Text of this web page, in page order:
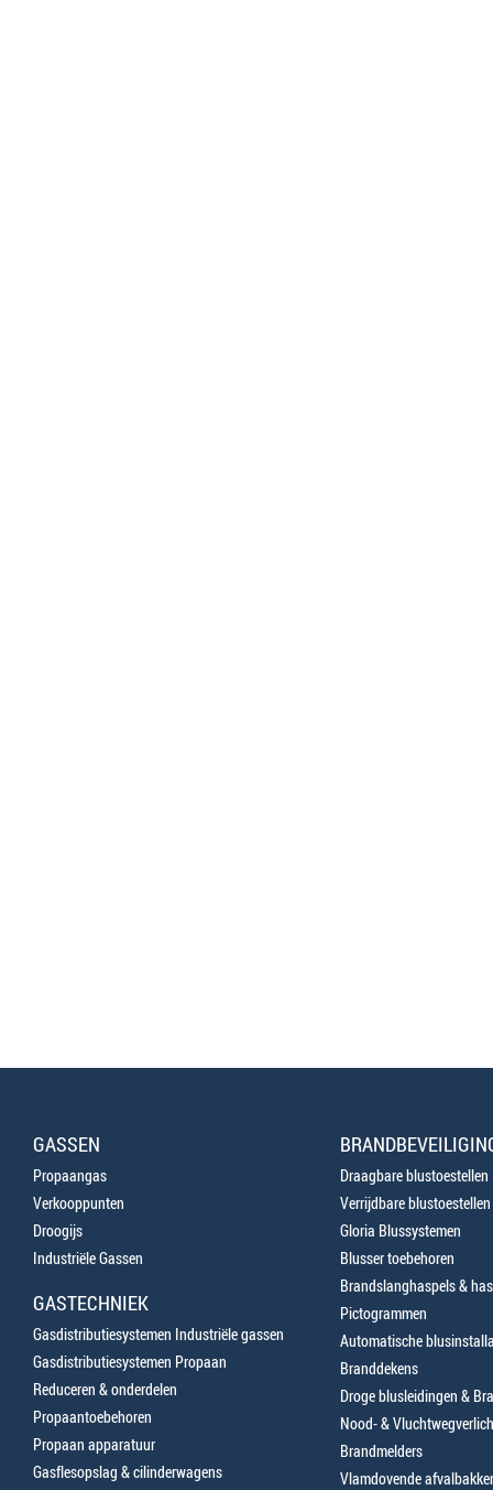
GASSEN
Propaangas
Verkooppunten
Droogijs
Industriële Gassen
GASTECHNIEK
Gasdistributiesystemen Industriële gassen
Gasdistributiesystemen Propaan
Reduceren & onderdelen
Propaantoebehoren
Propaan apparatuur
Gasflesopslag & cilinderwagens
Draagbare blustoestellen
Verrijdbare blustoestellen
Gloria Blussystemen
Blusser toebehoren
Brandslanghaspels &
Pictogrammen
Automatische
Branddekens
Droge blusleidingen &
Nood- &
Brandmelders
Vlamdovende